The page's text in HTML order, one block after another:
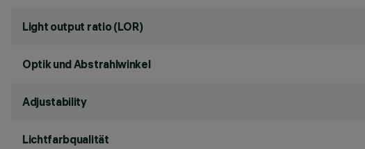
Light output ratio (LOR)
Optik und Abstrahlwinkel
Adjustability
Lichtfarbqualität